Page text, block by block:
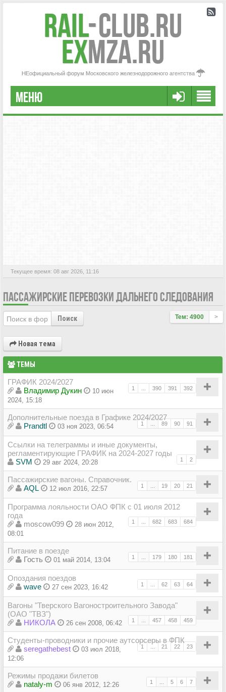
Rail-Club.RU
exMZA.RU
НЕофициальный форум Московского железнодорожного агентства
МЕНЮ
РЕГИСТРАЦИЯ
Текущее время: 08 авг 2026, 11:16
ПАССАЖИРСКИЕ ПЕРЕВОЗКИ ДАЛЬНЕГО СЛЕДОВАНИЯ
Поиск Тем: 4900 >
Новая тема
ТЕМЫ
ГРАФИК 2024/2027
1 390 391 392
Владимир Дукин
10 июн
2024, 15:18
Дополнительные поезда в Графике 2024/2027
1 89 90 91
Prandtl 03 ноя 2023, 06:54
Ссылки на телеграммы и иные документы,
регламентирующие ГРАФИК на 2024-2027 годы
1 2
SVM 29 авг 2024, 20:28
Пассажирские вагоны. Справочник.
1 19 20 21
AQL 12 июл 2016, 22:57
Программа лояльности ОАО ФПК с 01 июля 2012
года
1 682 683 684
moscow099
28 июн 2012,
08:01
Питание в поезде
1 179 180 181
Гость 01 май 2014, 13:04
Опоздания поездов
1 62 63 64
wave 27 сен 2023, 16:42
Вагоны "Тверского Вагоностроительного Завода"
(ОАО "ТВЗ")
1 457 458 459
НИКОЛА 26 сен 2008, 06:42
Студенты-проводники и прочие аутсорсеры в ФПК
1 ... 21 22 23
seregathebest
03 июл 2018,
12:06
Режимы продажи билетов
1 5 6 7
nataly-m 06 янв 2012, 12:26